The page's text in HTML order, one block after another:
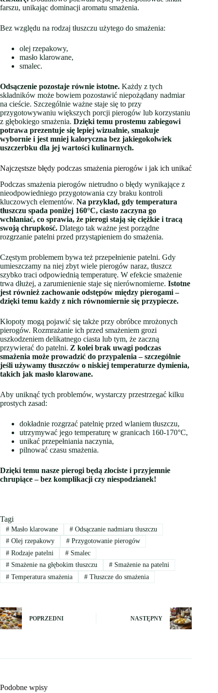
farszu, unikając dominacji aromatu smażenia.
Bez względu na rodzaj tłuszczu użytego do smażenia:
olej rzepakowy,
masło klarowane,
smalec.
Odsączenie pozostaje równie istotne. Każdy z tych
składników może bowiem pozostawić niepożądany nadmiar
na cieście. Szczególnie ważne staje się to przy
przygotowywaniu większych porcji pierogów lub korzystaniu
z głębokiego smażenia. Dzięki temu prostemu zabiegowi
potrawa prezentuje się lepiej wizualnie, smakuje
wybornie i jest mniej kaloryczna bez jakiegokolwiek
uszczerbku dla jej wartości kulinarnych.
Najczęstsze błędy podczas smażenia pierogów i jak ich unikać
Podczas smażenia pierogów nietrudno o błędy wynikające z
nieodpowiedniego przygotowania czy braku kontroli
kluczowych elementów. Na przykład, gdy temperatura
tłuszczu spada poniżej 160°C, ciasto zaczyna go
wchłaniać, co sprawia, że pierogi stają się ciężkie i tracą
swoją chrupkość. Dlatego tak ważne jest porządne
rozgrzanie patelni przed przystąpieniem do smażenia.
Częstym problemem bywa też przepełnienie patelni. Gdy
umieszczamy na niej zbyt wiele pierogów naraz, tłuszcz
szybko traci odpowiednią temperaturę. W efekcie smażenie
trwa dłużej, a zarumienienie staje się nierównomierne. Istotne
jest również zachowanie odstępów między pierogami –
dzięki temu każdy z nich równomiernie się przypiecze.
Kłopoty mogą pojawić się także przy obróbce mrożonych
pierogów. Rozmrażanie ich przed smażeniem grozi
uszkodzeniem delikatnego ciasta lub tym, że zaczną
przywierać do patelni. Z kolei brak uwagi podczas
smażenia może prowadzić do przypalenia – szczególnie
jeśli używamy tłuszczów o niskiej temperaturze dymienia,
takich jak masło klarowane.
Aby uniknąć tych problemów, wystarczy przestrzegać kilku
prostych zasad:
dokładnie rozgrzać patelnię przed wlaniem tłuszczu,
utrzymywać jego temperaturę w granicach 160-170°C,
unikać przepełniania naczynia,
pilnować czasu smażenia.
Dzięki temu nasze pierogi będą złociste i przyjemnie
chrupiące – bez komplikacji czy niespodzianek!
Tagi
#Masło klarowane #Odsączanie nadmiaru tłuszczu
#Olej rzepakowy #Przygotowanie pierogów
#Rodzaje patelni #Smalec
#Smażenie na głębokim tłuszczu #Smażenie na patelni
#Temperatura smażenia #Tłuszcze do smażenia
POPRZEDNI NASTĘPNY
Podobne wpisy